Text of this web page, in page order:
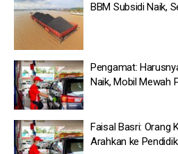
BBM Subsidi Naik,
Pengamat:
Naik, Mobil Mewah
Faisal Basri: Orang
Arahkan ke